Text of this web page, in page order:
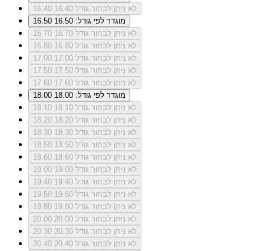
16.40
לא ניתן לבחור גודל 16.40
16.50
מוגדר לפי גודל: 16.50
16.70
לא ניתן לבחור גודל 16.70
16.80
לא ניתן לבחור גודל 16.80
17.00
לא ניתן לבחור גודל 17.00
17.50
לא ניתן לבחור גודל 17.50
17.60
לא ניתן לבחור גודל 17.60
18.00
מוגדר לפי גודל: 18.00
18.10
לא ניתן לבחור גודל 18.10
18.20
לא ניתן לבחור גודל 18.20
18.30
לא ניתן לבחור גודל 18.30
18.50
לא ניתן לבחור גודל 18.50
18.60
לא ניתן לבחור גודל 18.60
19.00
לא ניתן לבחור גודל 19.00
19.40
לא ניתן לבחור גודל 19.40
19.50
לא ניתן לבחור גודל 19.50
19.80
לא ניתן לבחור גודל 19.80
20.00
לא ניתן לבחור גודל 20.00
20.30
לא ניתן לבחור גודל 20.30
20.40
לא ניתן לבחור גודל 20.40